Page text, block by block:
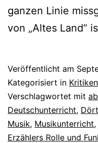
ganzen Linie
von „Altes Land“
Veröffentlicht am
Kategorisiert in Kritiken
Verschlagwortet mit
Deutschunterricht,
Musik, Musikunterricht,
Erzählers Rolle und